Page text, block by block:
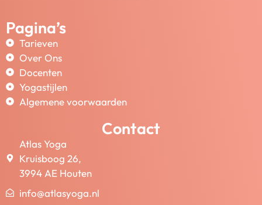
Pagina’s
Tarieven
Over Ons
Docenten
Yogastijlen
Algemene voorwaarden
Contact
Atlas Yoga
Kruisboog 26,
3994 AE Houten
info@atlasyoga.nl